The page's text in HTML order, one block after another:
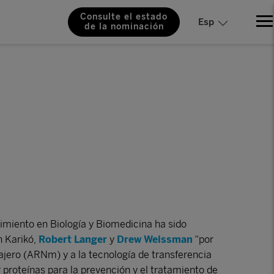
Consulte el estado
de la nominación
Esp
en Biología y Biomedicina ha sido
Karikó, Robert Langer y Drew Weissman “por
(ARNm) y a la tecnología de transferencia
para la prevención y el tratamiento de